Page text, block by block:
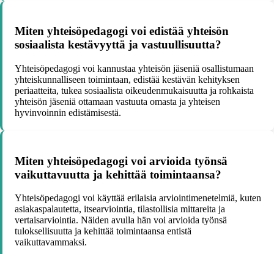
Miten yhteisöpedagogi voi edistää yhteisön
sosiaalista kestävyyttä ja vastuullisuutta?
Yhteisöpedagogi voi kannustaa yhteisön jäseniä osallistumaan
yhteiskunnalliseen toimintaan, edistää kestävän kehityksen
periaatteita, tukea sosiaalista oikeudenmukaisuutta ja rohkaista
yhteisön jäseniä ottamaan vastuuta omasta ja yhteisen
hyvinvoinnin edistämisestä.
Miten yhteisöpedagogi voi arvioida työnsä
vaikuttavuutta ja kehittää toimintaansa?
Yhteisöpedagogi voi käyttää erilaisia arviointimenetelmiä, kuten
asiakaspalautetta, itsearviointia, tilastollisia mittareita ja
vertaisarviointia. Näiden avulla hän voi arvioida työnsä
tuloksellisuutta ja kehittää toimintaansa entistä
vaikuttavammaksi.